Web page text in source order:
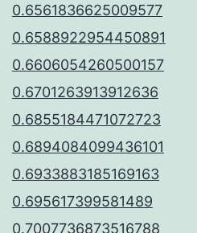
0.6561836625009577
0.6588922954450891
0.6606054260500157
0.6701263913912636
0.6855184471072723
0.6894084099436101
0.6933883185169163
0.695617399581489
0.7007736873516788